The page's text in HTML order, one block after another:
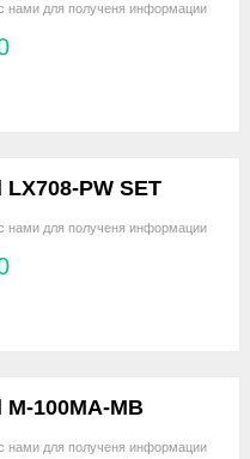
нами для полученя информации
LX708-PW SET
нами для полученя информации
M-100MA-MB
нами для полученя информации